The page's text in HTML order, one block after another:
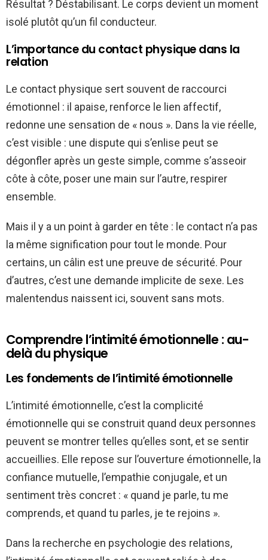
Résultat ? Déstabilisant. Le corps devient un moment
isolé plutôt qu’un fil conducteur.
L’importance du contact physique dans la
relation
Le contact physique sert souvent de raccourci
émotionnel : il apaise, renforce le lien affectif,
redonne une sensation de « nous ». Dans la vie réelle,
c’est visible : une dispute qui s’enlise peut se
dégonfler après un geste simple, comme s’asseoir
côte à côte, poser une main sur l’autre, respirer
ensemble.
Mais il y a un point à garder en tête : le contact n’a pas
la même signification pour tout le monde. Pour
certains, un câlin est une preuve de sécurité. Pour
d’autres, c’est une demande implicite de sexe. Les
malentendus naissent ici, souvent sans mots.
Comprendre l’intimité émotionnelle : au-
delà du physique
Les fondements de l’intimité émotionnelle
L’intimité émotionnelle, c’est la complicité
émotionnelle qui se construit quand deux personnes
peuvent se montrer telles qu’elles sont, et se sentir
accueillies. Elle repose sur l’ouverture émotionnelle, la
confiance mutuelle, l’empathie conjugale, et un
sentiment très concret : « quand je parle, tu me
comprends, et quand tu parles, je te rejoins ».
Dans la recherche en psychologie des relations,